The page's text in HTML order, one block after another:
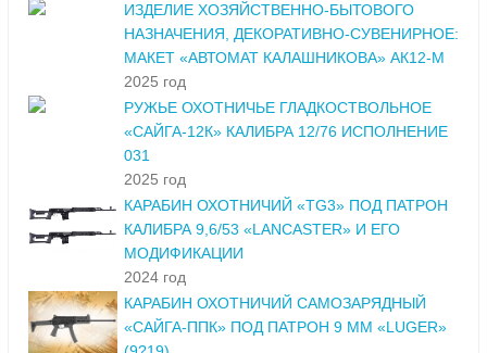
ИЗДЕЛИЕ ХОЗЯЙСТВЕННО-БЫТОВОГО
НАЗНАЧЕНИЯ, ДЕКОРАТИВНО-СУВЕНИРНОЕ:
МАКЕТ «АВТОМАТ КАЛАШНИКОВА» АК12-М
2025 год
РУЖЬЕ ОХОТНИЧЬЕ ГЛАДКОСТВОЛЬНОЕ
«САЙГА-12К» КАЛИБРА 12/76 ИСПОЛНЕНИЕ
031
2025 год
КАРАБИН ОХОТНИЧИЙ «TG3» ПОД ПАТРОН
КАЛИБРА 9,6/53 «LANCASTER» И ЕГО
МОДИФИКАЦИИ
2024 год
КАРАБИН ОХОТНИЧИЙ САМОЗАРЯДНЫЙ
«САЙГА-ППК» ПОД ПАТРОН 9 MM «LUGER»